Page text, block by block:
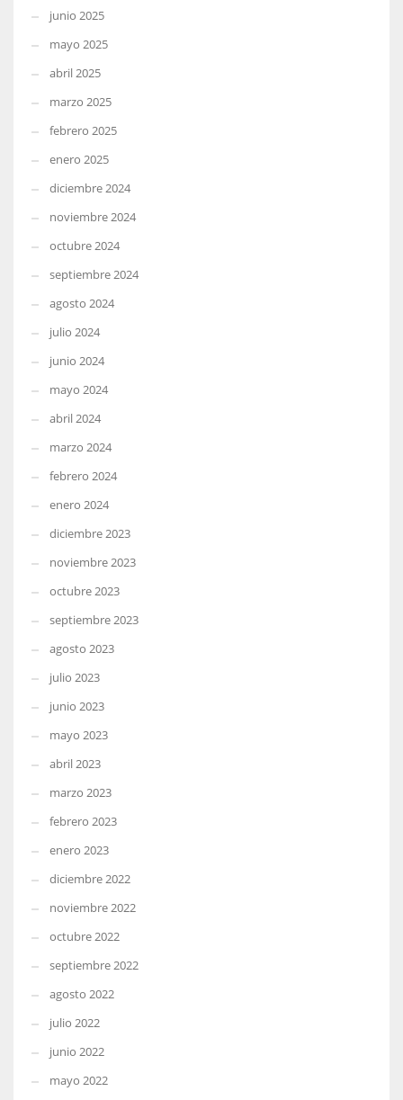
junio 2025
mayo 2025
abril 2025
marzo 2025
febrero 2025
enero 2025
diciembre 2024
noviembre 2024
octubre 2024
septiembre 2024
agosto 2024
julio 2024
junio 2024
mayo 2024
abril 2024
marzo 2024
febrero 2024
enero 2024
diciembre 2023
noviembre 2023
octubre 2023
septiembre 2023
agosto 2023
julio 2023
junio 2023
mayo 2023
abril 2023
marzo 2023
febrero 2023
enero 2023
diciembre 2022
noviembre 2022
octubre 2022
septiembre 2022
agosto 2022
julio 2022
junio 2022
mayo 2022